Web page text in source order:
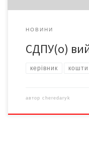
НОВИНИ
СДПУ(о)
керівник кошти
автор cheredaryk